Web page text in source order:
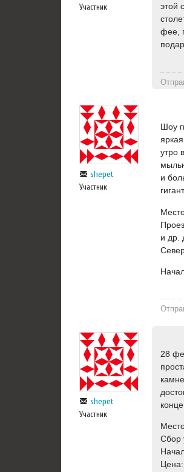
Участник
этой
фее,
shepet
Участник
Шоу
утро
и
и др.
shepet
Участник
28
Сбор